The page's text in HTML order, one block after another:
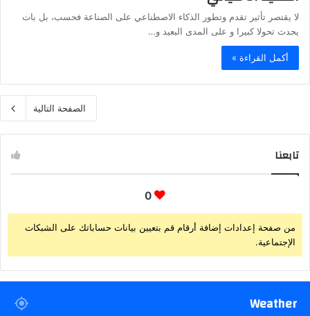
لا يقتصر تأثير تقدم وتطور الذكاء الاصطناعي على الصناعة فحسب، بل بات
يحدث تحولا كبيرا و على المدى البعيد و…
أكمل القراءة »
الصفحة التالية
تابعنا
0
من صفحة إعدادات إضافة أرقام قم بتعيين بيانات حساباتك على الشبكات
الإجتماعية.
Weather